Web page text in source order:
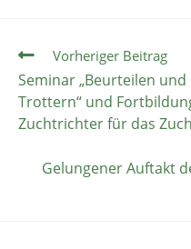
Vorheriger Beitrag
Seminar „Beurteilen
Trottern“ und
Zuchtrichter für das
Gelungener Auftakt